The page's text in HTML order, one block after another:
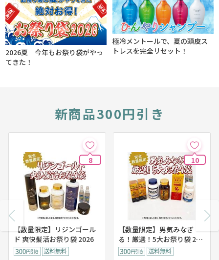
2026夏 今年もお祭り袋がやっ
てきた！
極冷メントールで、夏の頭皮ス
トレスを完全リセット！
新商品300円引き
8
【数量限定】リジンゴール
ド 爽快髪活お祭り袋 2026
10
【数量限定】男気みなぎ
る！厳選！5大お祭り袋 202
6